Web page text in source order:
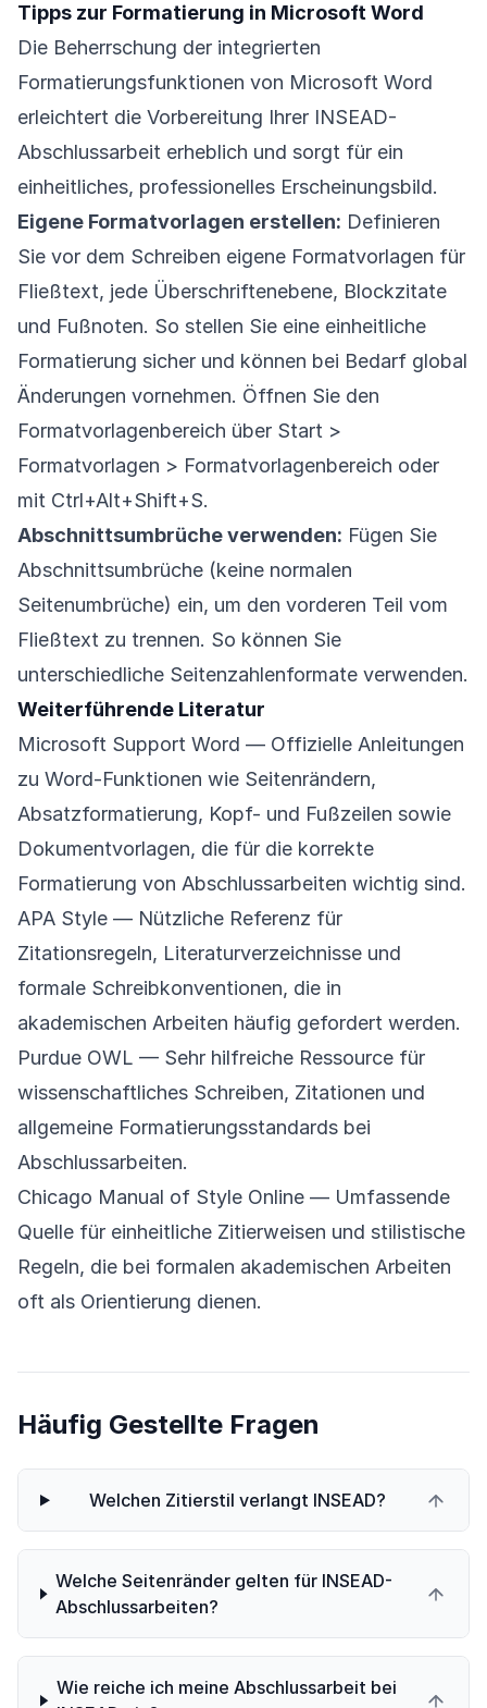
Tipps zur Formatierung in Microsoft Word
Die Beherrschung der integrierten
Formatierungsfunktionen von Microsoft Word
erleichtert die Vorbereitung Ihrer INSEAD-
Abschlussarbeit erheblich und sorgt für ein
einheitliches, professionelles Erscheinungsbild.
Eigene Formatvorlagen erstellen: Definieren
Sie vor dem Schreiben eigene Formatvorlagen für
Fließtext, jede Überschriftenebene, Blockzitate
und Fußnoten. So stellen Sie eine einheitliche
Formatierung sicher und können bei Bedarf global
Änderungen vornehmen. Öffnen Sie den
Formatvorlagenbereich über Start >
Formatvorlagen > Formatvorlagenbereich oder
mit Ctrl+Alt+Shift+S.
Abschnittsumbrüche verwenden: Fügen Sie
Abschnittsumbrüche (keine normalen
Seitenumbrüche) ein, um den vorderen Teil vom
Fließtext zu trennen. So können Sie
unterschiedliche Seitenzahlenformate verwenden.
Weiterführende Literatur
Microsoft Support Word — Offizielle Anleitungen
zu Word-Funktionen wie Seitenrändern,
Absatzformatierung, Kopf- und Fußzeilen sowie
Dokumentvorlagen, die für die korrekte
Formatierung von Abschlussarbeiten wichtig sind.
APA Style — Nützliche Referenz für
Zitationsregeln, Literaturverzeichnisse und
formale Schreibkonventionen, die in
akademischen Arbeiten häufig gefordert werden.
Purdue OWL — Sehr hilfreiche Ressource für
wissenschaftliches Schreiben, Zitationen und
allgemeine Formatierungsstandards bei
Abschlussarbeiten.
Chicago Manual of Style Online — Umfassende
Quelle für einheitliche Zitierweisen und stilistische
Regeln, die bei formalen akademischen Arbeiten
oft als Orientierung dienen.
Häufig Gestellte Fragen
Welchen Zitierstil verlangt INSEAD?
Welche Seitenränder gelten für INSEAD-
Abschlussarbeiten?
Wie reiche ich meine Abschlussarbeit bei